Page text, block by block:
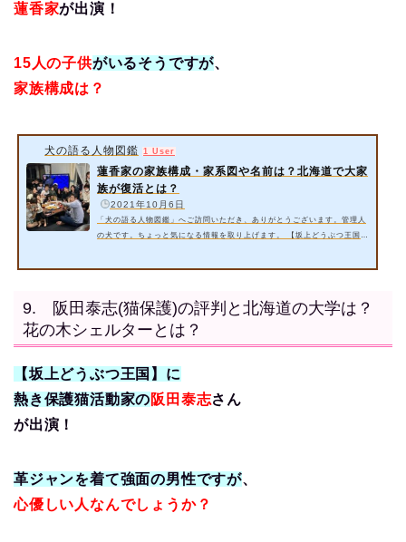
蓮香家が出演！
15人の子供がいるそうですが、
家族構成は？
犬の語る人物図鑑 1 User
蓮香家の家族構成・家系図や名前は？北海道で大家
族が復活とは？
2021年10月6日
「犬の語る人物図鑑」へご訪問いただき、ありがとうございます。管理人
の犬です。ちょっと気になる情報を取り上げます。 【坂上どうぶつ王国】
1. 蓮香家の家族構成・家系図や名前は？【坂上どうぶつ王国】出典…
9. 阪田泰志(猫保護)の評判と北海道の大学は？
花の木シェルターとは？
【坂上どうぶつ王国】に
熱き保護猫活動家の阪田泰志さん
が出演！
革ジャンを着て強面の男性ですが、
心優しい人なんでしょうか？